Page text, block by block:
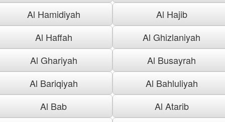
Al Hamidiyah
Al Hajib
Al Haffah
Al Ghizlaniyah
Al Ghariyah
Al Busayrah
Al Bariqiyah
Al Bahluliyah
Al Bab
Al Atarib